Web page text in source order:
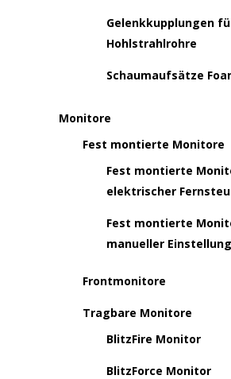
Gelenkkupplungen
Hohlstrahlrohre
Schaumaufsätze
Monitore
Fest montierte Monitore
Fest montierte
elektrischer
Fest montierte
manueller Einstellung
Frontmonitore
Tragbare Monitore
BlitzFire Monitor
BlitzForce Monitor